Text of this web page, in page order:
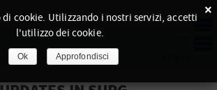
×
di cookie. Utilizzando i nostri servizi, accetti
l'utilizzo dei cookie.
Ok Approfondisci